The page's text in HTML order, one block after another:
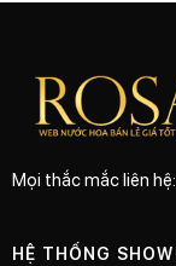
Mọi thắc mắc liên
HỆ THỐNG